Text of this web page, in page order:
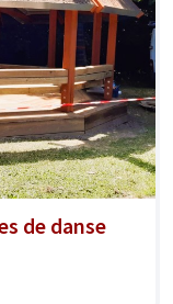
de danse